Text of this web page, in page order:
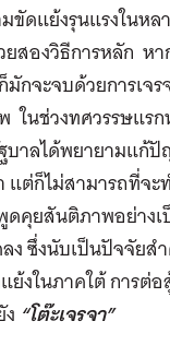
ดแย้งรุนแรงในหล
สองวิธีการหลัก หา
กจะจบด้วยการเจ
ในช่วงทศวรรษแร
บาลได้พยายามแก้
ต่ก็ไม่สามารถที่จะ
คุยสันติภาพอย่างเ
ลง ซึ่งนับเป็นปัจจัย
งในภาคใต้ การต่
“โต๊ะเจรจา”